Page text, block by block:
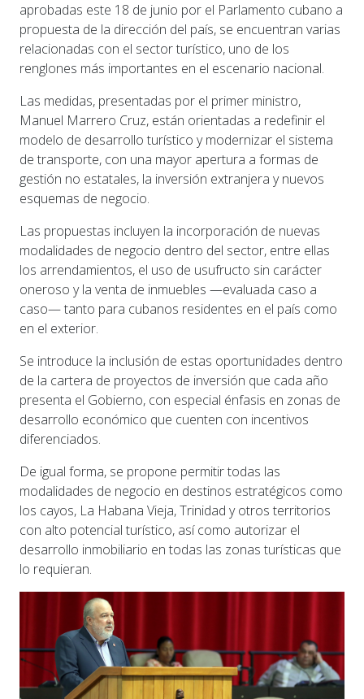
aprobadas este 18 de junio por el Parlamento cubano a
propuesta de la dirección del país, se encuentran varias
relacionadas con el sector turístico, uno de los
renglones más importantes en el escenario nacional.
Las medidas, presentadas por el primer ministro,
Manuel Marrero Cruz, están orientadas a redefinir el
modelo de desarrollo turístico y modernizar el sistema
de transporte, con una mayor apertura a formas de
gestión no estatales, la inversión extranjera y nuevos
esquemas de negocio.
Las propuestas incluyen la incorporación de nuevas
modalidades de negocio dentro del sector, entre ellas
los arrendamientos, el uso de usufructo sin carácter
oneroso y la venta de inmuebles —evaluada caso a
caso— tanto para cubanos residentes en el país como
en el exterior.
Se introduce la inclusión de estas oportunidades dentro
de la cartera de proyectos de inversión que cada año
presenta el Gobierno, con especial énfasis en zonas de
desarrollo económico que cuenten con incentivos
diferenciados.
De igual forma, se propone permitir todas las
modalidades de negocio en destinos estratégicos como
los cayos, La Habana Vieja, Trinidad y otros territorios
con alto potencial turístico, así como autorizar el
desarrollo inmobiliario en todas las zonas turísticas que
lo requieran.